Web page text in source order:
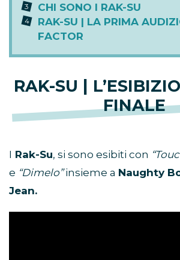
CHI SONO I RAK-SU
RAK-SU | LA PRIMA
FACTOR
RAK-SU |
FINALE
I Rak-Su, si sono esibiti con
e “Dimelo”insieme a Naughty
Jean.